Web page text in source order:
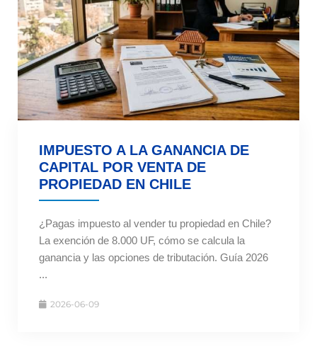
IMPUESTO A LA GANANCIA DE
CAPITAL POR VENTA DE
PROPIEDAD EN CHILE
¿Pagas impuesto al vender tu propiedad en Chile?
La exención de 8.000 UF, cómo se calcula la
ganancia y las opciones de tributación. Guía 2026
...
2026-06-09